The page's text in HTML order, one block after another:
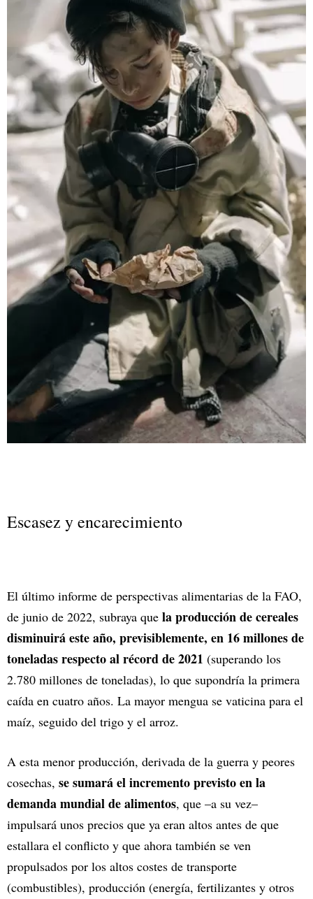
Escasez y encarecimiento
El último informe de perspectivas alimentarias de la FAO,
de junio de 2022, subraya que la producción de cereales
disminuirá este año, previsiblemente, en 16 millones de
toneladas respecto al récord de 2021 (superando los
2.780 millones de toneladas), lo que supondría la primera
caída en cuatro años. La mayor mengua se vaticina para el
maíz, seguido del trigo y el arroz.
A esta menor producción, derivada de la guerra y peores
cosechas, se sumará el incremento previsto en la
demanda mundial de alimentos, que –a su vez–
impulsará unos precios que ya eran altos antes de que
estallara el conflicto y que ahora también se ven
propulsados por los altos costes de transporte
(combustibles), producción (energía, fertilizantes y otros